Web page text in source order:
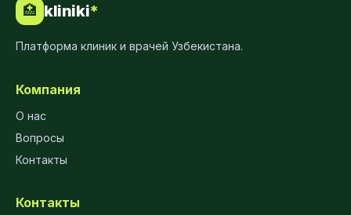
🏥 kliniki*
Платформа клиник и врачей Узбекистана.
Компания
О нас
Вопросы
Контакты
Контакты